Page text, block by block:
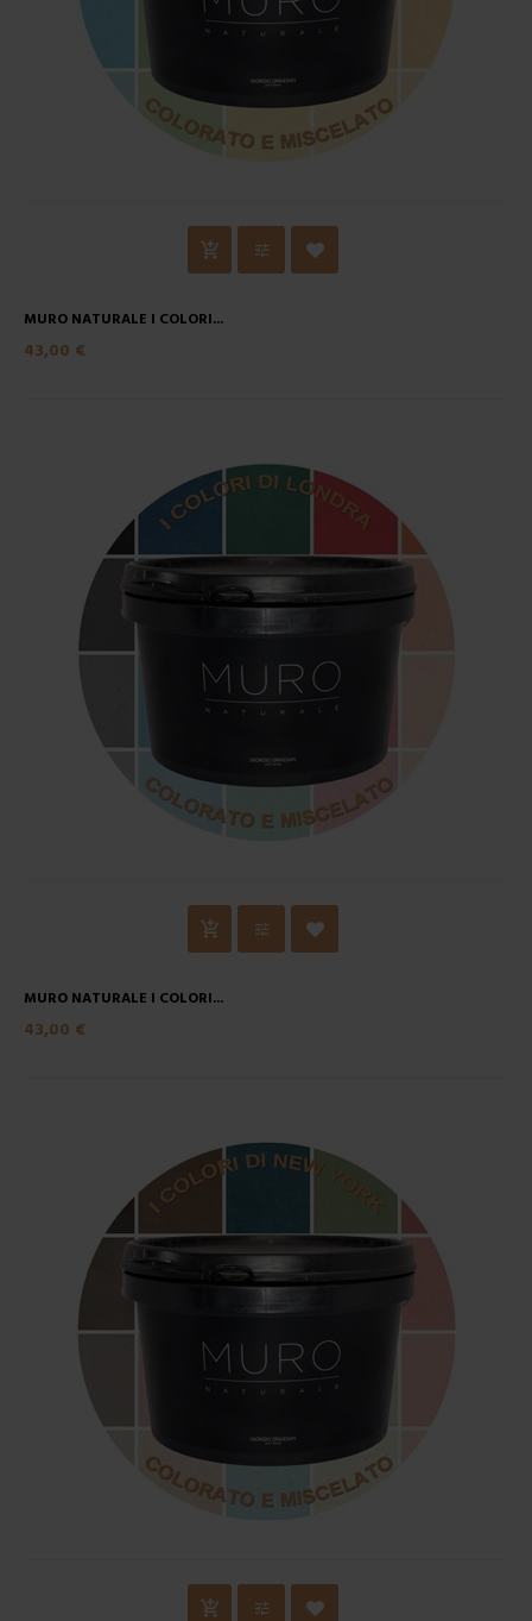
MURO NATURALE I COLORI...
43,00 €
MURO NATURALE I COLORI...
43,00 €